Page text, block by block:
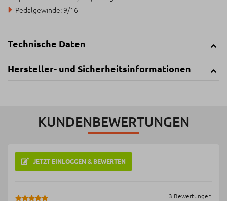
Pedalgewinde: 9/16
Technische Daten
Hersteller- und Sicherheitsinformationen
KUNDENBEWERTUNGEN
JETZT EINLOGGEN & BEWERTEN
3 Bewertungen